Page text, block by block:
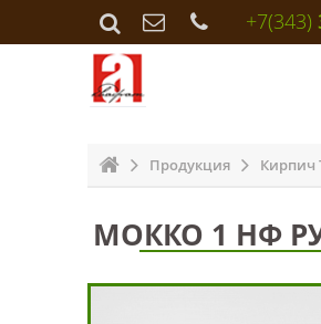
+7(343)
Продукция Кирпич
МОККО 1 НФ